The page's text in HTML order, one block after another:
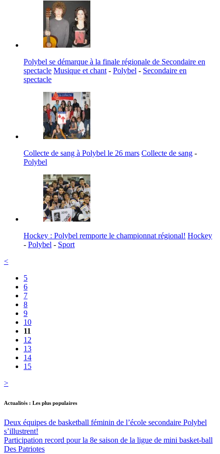
Polybel se démarque à la finale régionale de Secondaire en
spectacle Musique et chant- Polybel - Secondaire en
spectacle
Collecte de sang à Polybel le 26 mars Collecte de sang -
Polybel
Hockey : Polybel remporte le championnat régional! Hockey
- Polybel - Sport
<
5
6
7
8
9
10
11
12
13
14
15
>
Actualités : Les plus populaires
Deux équipes de basketball féminin de l’école secondaire Polybel
s’illustrent!
Participation record pour la 8e saison de la ligue de mini basket-ball
Des Patriotes